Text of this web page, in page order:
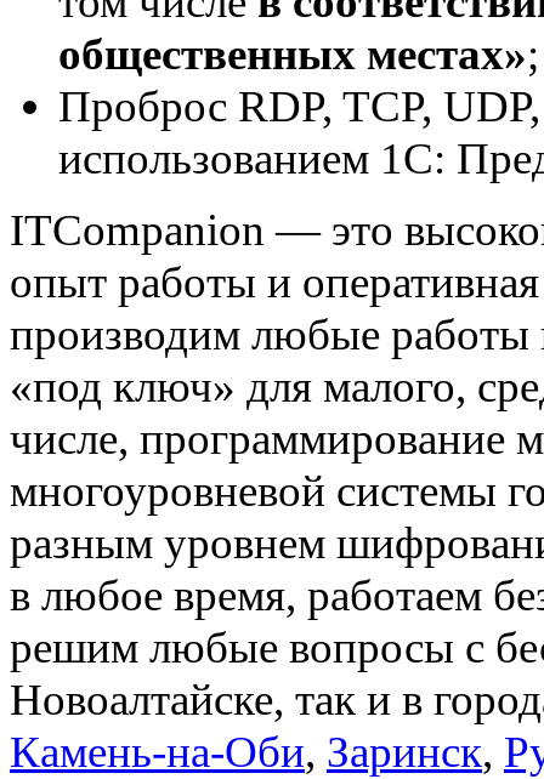
общественных местах»;
Проброс RDP, TCP,
использованием 1С:
ITCompanion — это
опыт работы и
производим любые работы
«под ключ» для малого,
числе, программирование
многоуровневой системы
разным уровнем
в любое время,
решим любые вопросы с
Новоалтайске, так и в
Камень-на-Оби, Заринск,